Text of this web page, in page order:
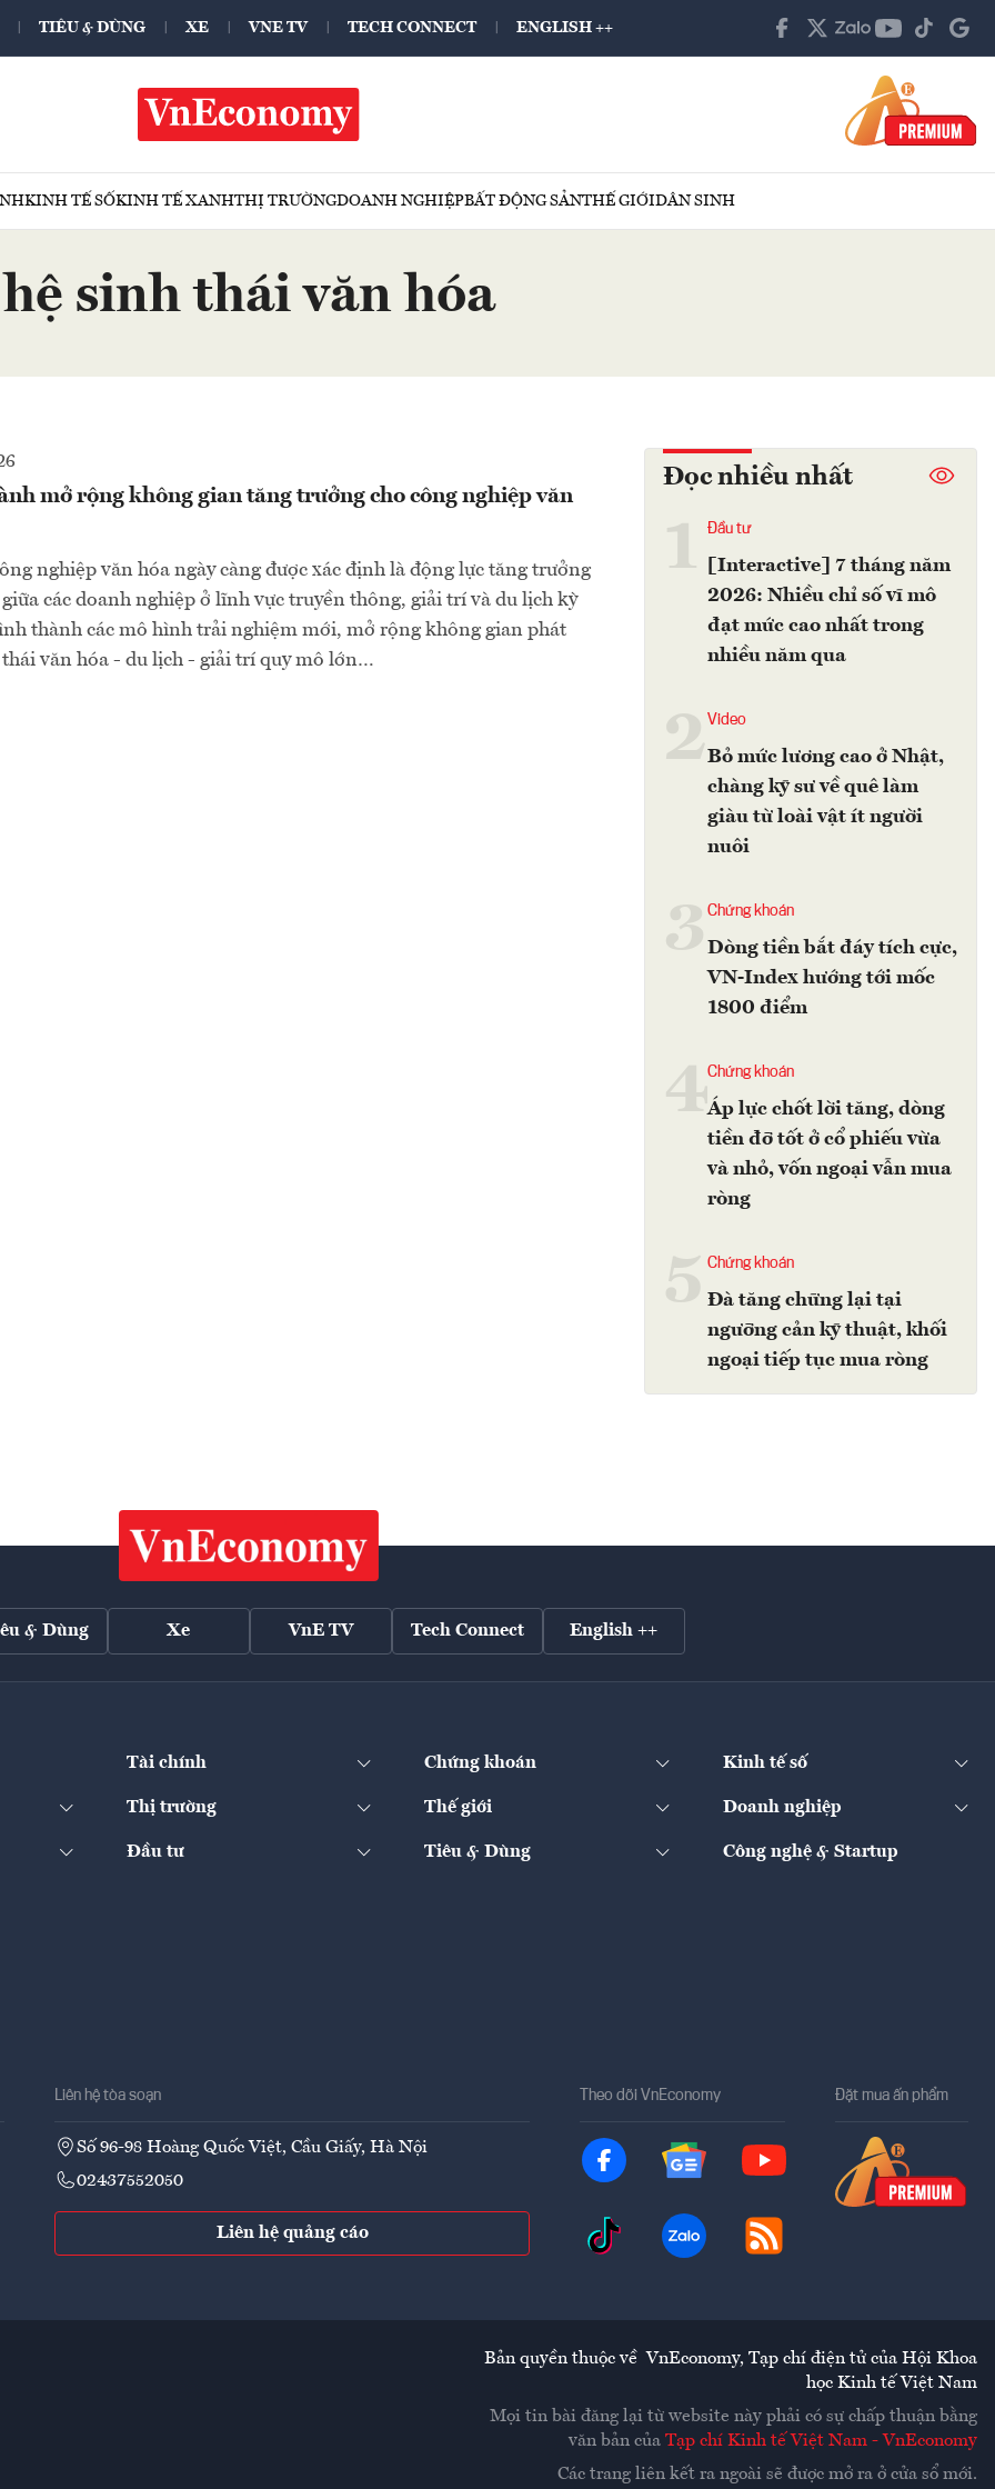
TIÊU & DÙNG XE VNE TV TECH CONNECT ENGLISH ++
KINH TẾ SỐKINH TẾ XANHTHỊ TRƯỜNGDOANH NGHIỆPBẤT ĐỘNG SẢNTHẾ GIỚIDÂN SINH
hệ sinh thái văn hóa
mở rộng không gian tăng trưởng cho công nghiệp văn
nghiệp văn hóa ngày càng được xác định là động lực tăng trưởng
các doanh nghiệp ở lĩnh vực truyền thông, giải trí và du lịch kỳ
thành các mô hình trải nghiệm mới, mở rộng không gian phát
văn hóa - du lịch - giải trí quy mô lớn…
Đọc nhiều nhất
Đầu tư
[Interactive] 7 tháng năm
2026: Nhiều chỉ số vĩ mô
đạt mức cao nhất trong
nhiều năm qua
2Video
Bỏ mức lương cao ở Nhật,
chàng kỹ sư về quê làm
giàu từ loài vật ít người
nuôi
Chứng khoán
Dòng tiền bắt đáy tích cực,
VN-Index hướng tới mốc
1800 điểm
4Chứng khoán
Áp lực chốt lời tăng, dòng
tiền đỡ tốt ở cổ phiếu vừa
và nhỏ, vốn ngoại vẫn mua
ròng
Chứng khoán
Đà tăng chững lại tại
ngưỡng cản kỹ thuật, khối
ngoại tiếp tục mua ròng
& Dùng Xe VnE TV Tech Connect English ++
Tài chính Chứng khoán Kinh tế số
Thị trường Thế giới Doanh nghiệp
Đầu tư Tiêu & Dùng Công nghệ & Startup
Liên hệ tòa soạn
Số 96-98 Hoàng Quốc Việt, Cầu Giấy, Hà Nội
02437552050
Liên hệ quảng cáo
Theo dõi VnEconomy Đặt mua ấn phẩm
Bản quyền thuộc về VnEconomy, Tạp chí điện tử của Hội Khoa
học Kinh tế Việt Nam
Mọi tin bài đăng lại từ website này phải có sự chấp thuận bằng
văn bản của Tạp chí Kinh tế Việt Nam - VnEconomy
Các trang liên kết ra ngoài sẽ được mở ra ở cửa sổ mới.